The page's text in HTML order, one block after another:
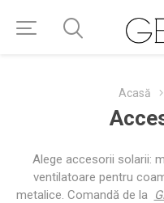
Acasă
Alege accesorii solarii:
ventilatoare pentru
metalice. Comandă de la